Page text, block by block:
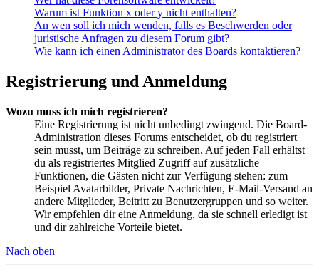
Warum ist Funktion x oder y nicht enthalten?
An wen soll ich mich wenden, falls es Beschwerden oder
juristische Anfragen zu diesem Forum gibt?
Wie kann ich einen Administrator des Boards kontaktieren?
Registrierung und Anmeldung
Wozu muss ich mich registrieren?
Eine Registrierung ist nicht unbedingt zwingend. Die Board-
Administration dieses Forums entscheidet, ob du registriert
sein musst, um Beiträge zu schreiben. Auf jeden Fall erhältst
du als registriertes Mitglied Zugriff auf zusätzliche
Funktionen, die Gästen nicht zur Verfügung stehen: zum
Beispiel Avatarbilder, Private Nachrichten, E-Mail-Versand an
andere Mitglieder, Beitritt zu Benutzergruppen und so weiter.
Wir empfehlen dir eine Anmeldung, da sie schnell erledigt ist
und dir zahlreiche Vorteile bietet.
Nach oben